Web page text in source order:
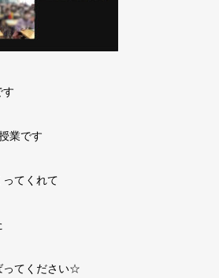
業です
てくれて
ってください☆